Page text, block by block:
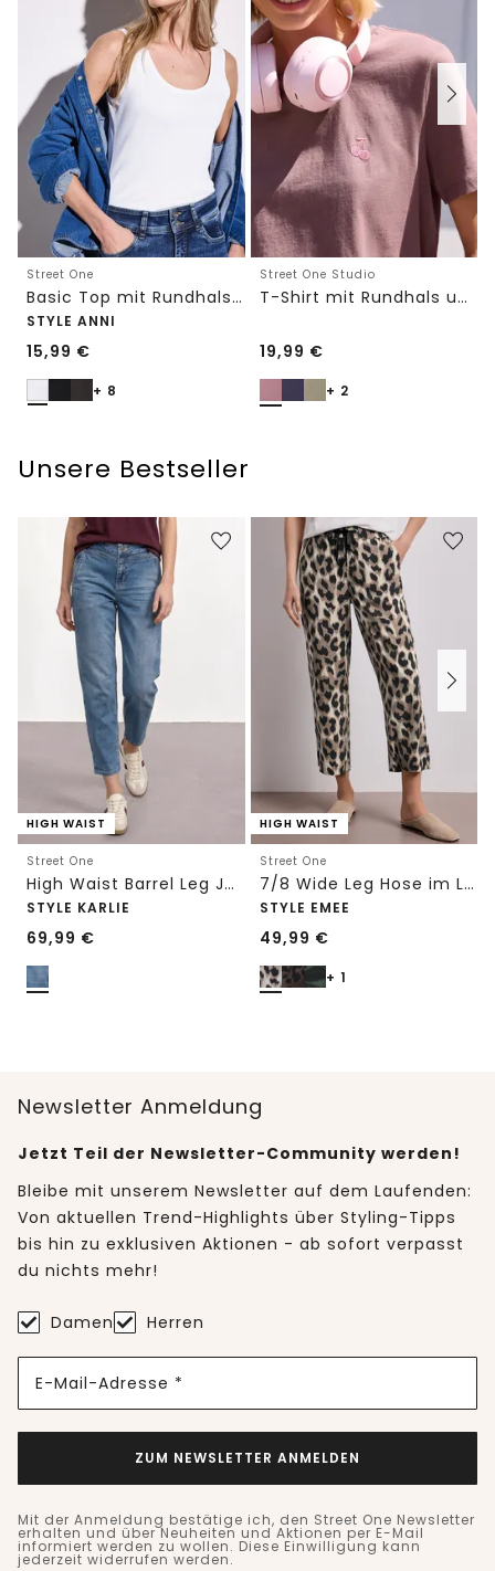
Street One
Basic Top mit Rundhals in Unifarbe
STYLE ANNI
15,99 €
+ 8
Street One Studio
T-Shirt mit Rundhals und Embroidery-Detail
19,99 €
+ 2
Unsere Bestseller
HIGH WAIST
Street One
High Waist Barrel Leg Jeans im Loose Fit
STYLE KARLIE
69,99 €
HIGH WAIST
Street One
7/8 Wide Leg Hose im Loose Fit mit Print
STYLE EMEE
49,99 €
+ 1
Newsletter Anmeldung
Jetzt Teil der Newsletter-Community werden!
Bleibe mit unserem Newsletter auf dem Laufenden:
Von aktuellen Trend-Highlights über Styling-Tipps
bis hin zu exklusiven Aktionen - ab sofort verpasst
du nichts mehr!
Damen Herren
E-Mail-Adresse *
ZUM NEWSLETTER ANMELDEN
Mit der Anmeldung bestätige ich, den Street One Newsletter
erhalten und über Neuheiten und Aktionen per E-Mail
informiert werden zu wollen. Diese Einwilligung kann
jederzeit widerrufen werden.